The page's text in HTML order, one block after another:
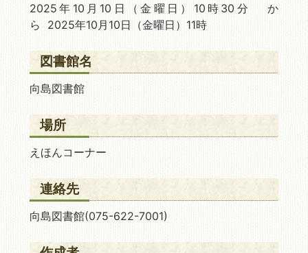
2025年10月10日
（金曜日）10時30分 か
ら 2025年10月10日 （金曜日）11時
図書館名
向島図書館
場所
えほんコーナー
連絡先
向島図書館(075-622-7001)